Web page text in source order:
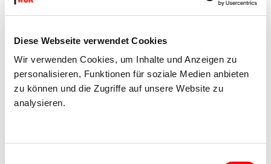
Diese Webseite verwendet Cookies
Wir verwenden Cookies, um Inhalte und Anzeigen zu
personalisieren, Funktionen für soziale Medien anbieten
zu können und die Zugriffe auf unsere Website zu
analysieren.
Schüler_innenschule